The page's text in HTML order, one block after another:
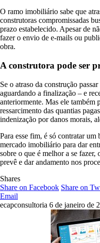
O ramo imobiliário sabe que
construtoras compromissadas
prazo estabelecido. Apesar de
fazer o envio de e-mails ou
obra.
A construtora pode ser
Se o atraso da construção
aguardando a finalização – e
anteriormente. Mas ele também
ressarcimento das quantias
indenização por danos morais,
Para esse fim, é só contratar
mercado imobiliário para dar
sobre o que é melhor a se fazer,
prevê e dar andamento nos
Shares
Share on Facebook Share on
Email
ecapconsultoria 6 de janeiro de